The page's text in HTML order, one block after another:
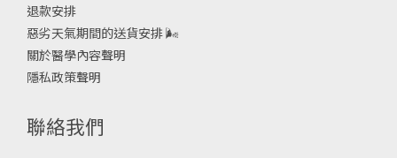
退款安排
惡劣天氣期間的送貨安排🌬
關於醫學內容聲明
隱私政策聲明
聯絡我們